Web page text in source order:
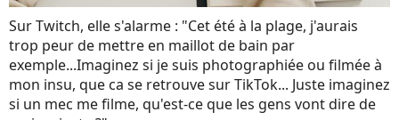
Sur Twitch, elle s'alarme : "Cet été à la plage, j'aurais
trop peur de mettre en maillot de bain par
exemple...Imaginez si je suis photographiée ou filmée à
mon insu, que ca se retrouve sur TikTok... Juste imaginez
si un mec me filme, qu'est-ce que les gens vont dire de